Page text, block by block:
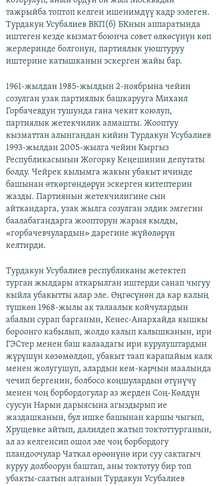
тажрыйба топтоп келген ишенимдүү кадр ээлеген.
Турдакун Усубалиев ВКП(б) БКнын аппаратында
иштеген кезде кызмат боюнча совет өлкөсүнүн көп
жерлеринде болгонун, партиялык уюштуруу
иштерине катышканын эскерген жайы бар.
1961-жылдан 1985-жылдын 2-ноябрына чейин
созулган узак партиялык башкарууга Михаил
Горбачевдун тушунда гана чекит коюлуп,
партиялык жетекчилик алмашты. Жооптуу
кызматтан алынгандан кийин Турдакун Усубалиев
1993-жылдан 2005-жылга чейин Кыргыз
Республикасынын Жогорку Кеңешинин депутаты
болду. Чейрек кылымга жакын убакыт ичинде
башынан өткөргөндөрүн эскерген китептерин
жазды. Партиянын жетекчилигине сын
айткандарга, узак жылга созулган элдик эмгегин
баалабагандарга жоопторун жарыя кылды,
«горбачевчулардын» дарегине жүйөлөрүн
келтирди.
Турдакун Усубалиев республиканы жетектеп
турган жылдары аткарылган иштерди санап чыгуу
кыйла убакытты алар эле. Өңгөсүнөн да кар калың
түшкөн 1968-жылы ак талаалык койчулардын
абалын сурап барганын, Кенес-Анархайда кышкы
бороонго кабылып, жолдо калып калышканын, ири
ГЭСтер менен баш калаадагы ири курулуштардын
жүрүшүн көзөмөлдөп, убакыт таап карапайым калк
менен жолугушуп, алардын кем-карчын маалында
чечип бергенин, болбосо коңшулардын өтүнүчү
менен чоң борбордогулар аз жерден Соң-Көлдүн
суусун Нарын дарыясына агыздырып ие
жаздашканын, бул ишке башынан каршы чыгып,
Хрущевке айтып, далилдеп жатып токтоттурганын,
ал аз келгенсип ошол эле чоң борбордогу
пландоочулар Чаткал өрөөнүнө ири суу сактагыч
куруу долбоорун баштап, аны токтотуу бир топ
убакты-саатын алганын Турдакун Усубалиев